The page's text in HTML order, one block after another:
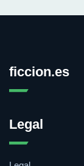
ficcion.es
Legal